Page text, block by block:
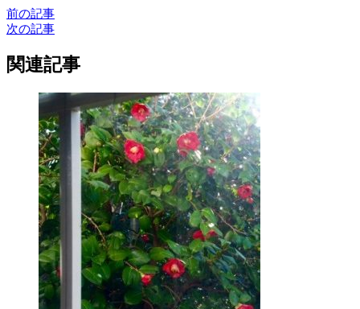
前の記事
次の記事
関連記事